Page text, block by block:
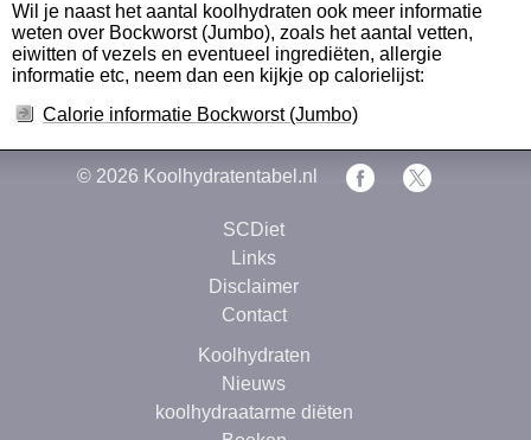
Wil je naast het aantal koolhydraten ook meer informatie
weten over Bockworst (Jumbo), zoals het aantal vetten,
eiwitten of vezels en eventueel ingrediëten, allergie
informatie etc, neem dan een kijkje op calorielijst:
Calorie informatie Bockworst (Jumbo)
© 2026 Koolhydratentabel.nl
SCDiet
Links
Disclaimer
Contact
Koolhydraten
Nieuws
koolhydraatarme diëten